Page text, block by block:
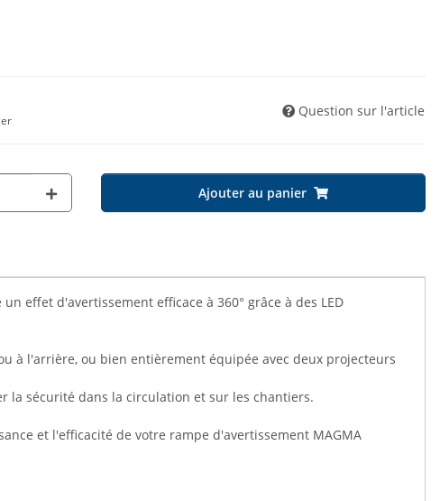
Question sur l'article
Ajouter au panier
effet d'avertissement efficace à 360° grâce à des LED
à l'arrière, ou bien entièrement équipée avec deux projecteurs
la sécurité dans la circulation et sur les chantiers.
et l'efficacité de votre rampe d'avertissement MAGMA